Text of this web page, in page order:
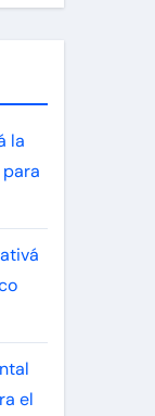
la
el